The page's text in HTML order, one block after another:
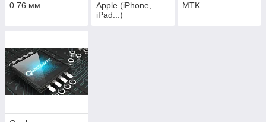
0.76 мм
Apple (iPhone,
iPad...)
MTK